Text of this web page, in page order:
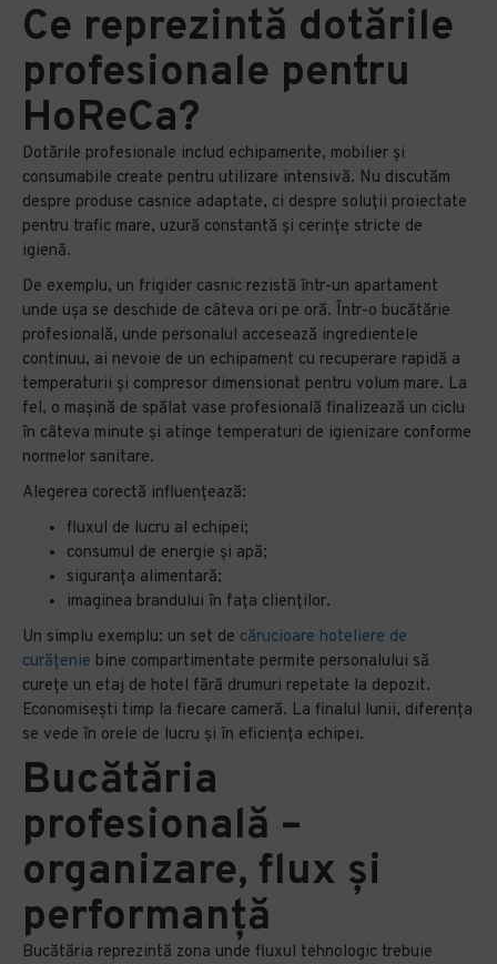
Ce reprezintă dotările
profesionale pentru
HoReCa?
Dotările profesionale includ echipamente, mobilier și
consumabile create pentru utilizare intensivă. Nu discutăm
despre produse casnice adaptate, ci despre soluții proiectate
pentru trafic mare, uzură constantă și cerințe stricte de
igienă.
De exemplu, un frigider casnic rezistă într-un apartament
unde ușa se deschide de câteva ori pe oră. Într-o bucătărie
profesională, unde personalul accesează ingredientele
continuu, ai nevoie de un echipament cu recuperare rapidă a
temperaturii și compresor dimensionat pentru volum mare. La
fel, o mașină de spălat vase profesională finalizează un ciclu
în câteva minute și atinge temperaturi de igienizare conforme
normelor sanitare.
Alegerea corectă influențează:
fluxul de lucru al echipei;
consumul de energie și apă;
siguranța alimentară;
imaginea brandului în fața clienților.
Un simplu exemplu: un set de cărucioare hoteliere de
curățenie bine compartimentate permite personalului să
curețe un etaj de hotel fără drumuri repetate la depozit.
Economisești timp la fiecare cameră. La finalul lunii, diferența
se vede în orele de lucru și în eficiența echipei.
Bucătăria
profesională –
organizare, flux și
performanță
Bucătăria reprezintă zona unde fluxul tehnologic trebuie